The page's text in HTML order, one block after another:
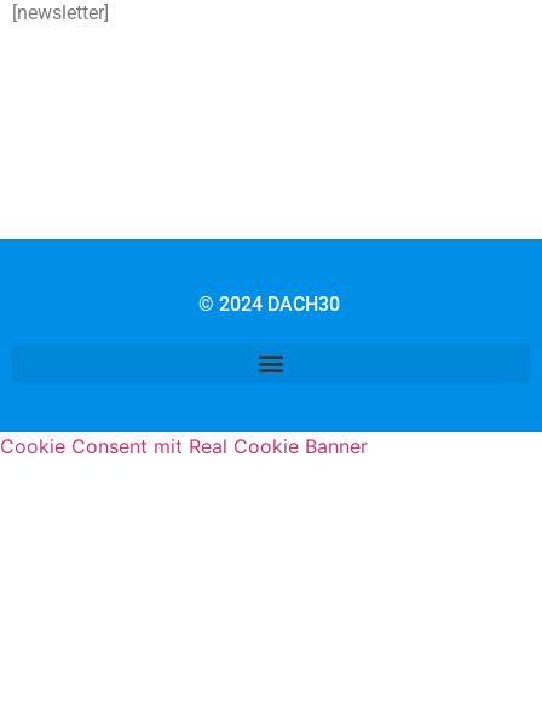
[newsletter]
© 2024 DACH30
Cookie Consent mit Real Cookie Banner